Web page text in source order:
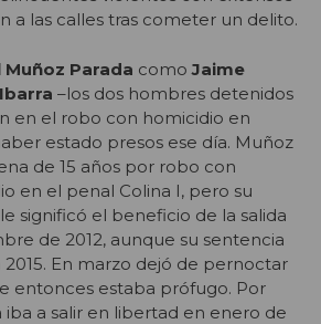
a las calles tras cometer un delito.
Parada comoJaime
–los dos hombres detenidos
en el robo con homicidio en
estado presos ese día. Muñoz
de 15 años por robo con
en el penal Colina I, pero su
significó el beneficio de la salida
de 2012, aunque su sentencia
En marzo dejó de pernoctar
entonces estaba prófugo. Por
iba a salir en libertad en enero de